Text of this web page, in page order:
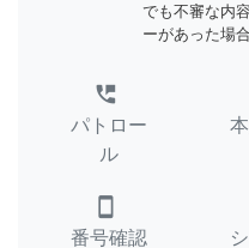
でも不審な内
ーがあった場
perm_phone_msg
パトロー
ル
smartphone
番号確認